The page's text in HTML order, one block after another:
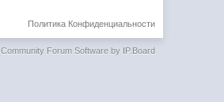
Политика Конфиденциальности
Community Forum Software by IP.Board